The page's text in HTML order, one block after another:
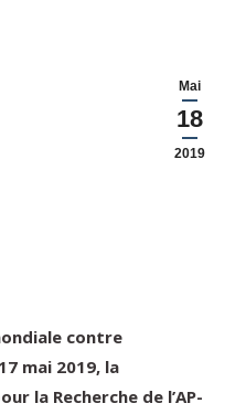
Mai
18
2019
contre
mai 2019, la
la Recherche de l’AP-